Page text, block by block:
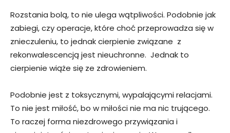
Rozstania bolą, to nie ulega wątpliwości. Podobnie jak
zabiegi, czy operacje, które choć przeprowadza się w
znieczuleniu, to jednak cierpienie związane z
rekonwalescencją jest nieuchronne. Jednak to
cierpienie wiąże się ze zdrowieniem.
Podobnie jest z toksycznymi, wypalającymi relacjami.
To nie jest miłość, bo w miłości nie ma nic trującego.
To raczej forma niezdrowego przywiązania i